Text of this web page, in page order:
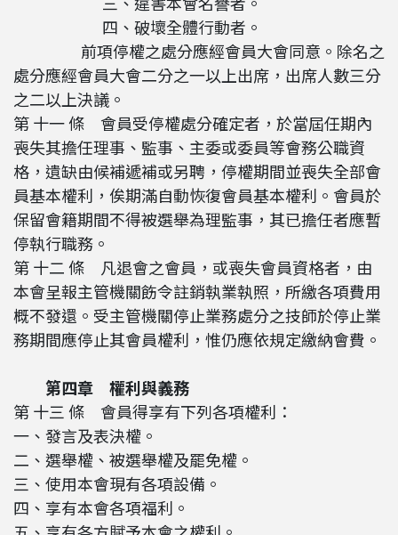
四、破壞全體行動者。
前項停權之處分應經會員大會同意。除名之
處分應經會員大會二分之一以上出席，出席人數三分
之二以上決議。
第 十一 條 會員受停權處分確定者，於當屆任期內
喪失其擔任理事、監事、主委或委員等會務公職資
格，遺缺由候補遞補或另聘，停權期間並喪失全部會
員基本權利，俟期滿自動恢復會員基本權利。會員於
保留會籍期間不得被選舉為理監事，其已擔任者應暫
停執行職務。
第 十二 條 凡退會之會員，或喪失會員資格者，由
本會呈報主管機關飭令註銷執業執照，所繳各項費用
概不發還。受主管機關停止業務處分之技師於停止業
務期間應停止其會員權利，惟仍應依規定繳納會費。
第四章 權利與義務
第 十三 條 會員得享有下列各項權利：
一、發言及表決權。
二、選舉權、被選舉權及罷免權。
三、使用本會現有各項設備。
四、享有本會各項福利。